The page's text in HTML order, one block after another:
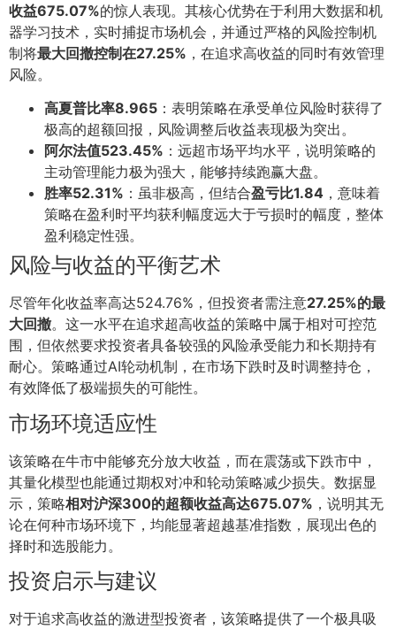
收益675.07%的惊人表现。其核心优势在于利用大数据和机
器学习技术，实时捕捉市场机会，并通过严格的风险控制机
制将最大回撤控制在27.25% ，在追求高收益的同时有效管理
风险。
高夏普比率8.965 ：表明策略在承受单位风险时获得了
极高的超额回报，风险调整后收益表现极为突出。
阿尔法值523.45% ：远超市场平均水平，说明策略的
主动管理能力极为强大，能够持续跑赢大盘。
胜率52.31% ：虽非极高，但结合盈亏比1.84 ，意味着
策略在盈利时平均获利幅度远大于亏损时的幅度，整体
盈利稳定性强。
风险与收益的平衡艺术
尽管年化收益率高达524.76%，但投资者需注意27.25%的最
大回撤。这一水平在追求超高收益的策略中属于相对可控范
围，但依然要求投资者具备较强的风险承受能力和长期持有
耐心。策略通过AI轮动机制，在市场下跌时及时调整持仓，
有效降低了极端损失的可能性。
市场环境适应性
该策略在牛市中能够充分放大收益，而在震荡或下跌市中，
其量化模型也能通过期权对冲和轮动策略减少损失。数据显
示，策略相对沪深300的超额收益高达675.07% ，说明其无
论在何种市场环境下，均能显著超越基准指数，展现出色的
择时和选股能力。
投资启示与建议
对于追求高收益的激进型投资者，该策略提供了一个极具吸